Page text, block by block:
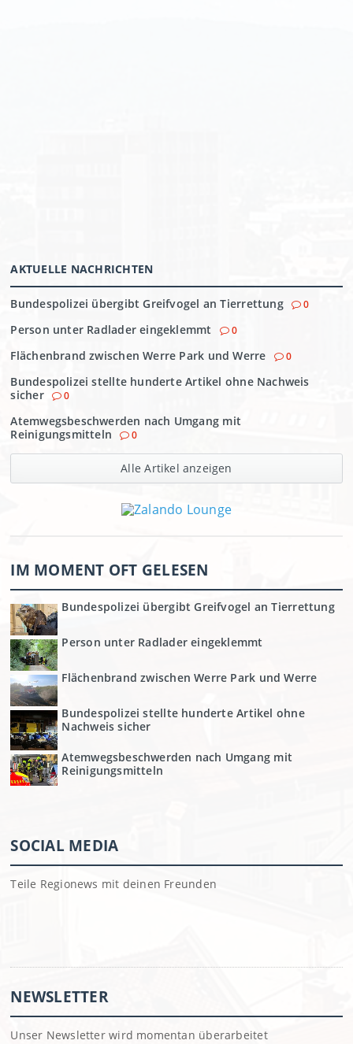
AKTUELLE NACHRICHTEN
Bundespolizei übergibt Greifvogel an Tierrettung 0
Person unter Radlader eingeklemmt 0
Flächenbrand zwischen Werre Park und Werre 0
Bundespolizei stellte hunderte Artikel ohne Nachweis
sicher
0
Atemwegsbeschwerden nach Umgang mit
Reinigungsmitteln
0
Alle Artikel anzeigen
IM MOMENT OFT GELESEN
Bundespolizei übergibt Greifvogel an Tierrettung
Person unter Radlader eingeklemmt
Flächenbrand zwischen Werre Park und Werre
Bundespolizei stellte hunderte Artikel ohne
Nachweis sicher
Atemwegsbeschwerden nach Umgang mit
Reinigungsmitteln
SOCIAL MEDIA
Teile Regionews mit deinen Freunden
NEWSLETTER
Unser Newsletter wird momentan überarbeitet